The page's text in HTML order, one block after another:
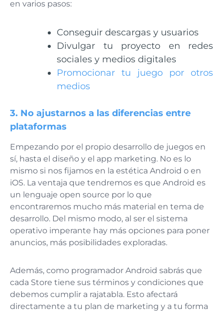
en varios pasos:
Conseguir descargas y usuarios
Divulgar tu proyecto en redes
sociales y medios digitales
Promocionar tu juego por otros
medios
3. No ajustarnos a las diferencias entre
plataformas
Empezando por el propio desarrollo de juegos en
sí, hasta el diseño y el app marketing. No es lo
mismo si nos fijamos en la estética Android o en
iOS. La ventaja que tendremos es que Android es
un lenguaje open source por lo que
encontraremos mucho más material en tema de
desarrollo. Del mismo modo, al ser el sistema
operativo imperante hay más opciones para poner
anuncios, más posibilidades exploradas.
Además, como programador Android sabrás que
cada Store tiene sus términos y condiciones que
debemos cumplir a rajatabla. Esto afectará
directamente a tu plan de marketing y a tu forma